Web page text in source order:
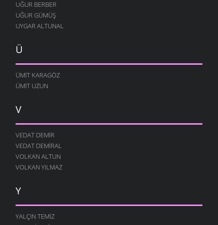
UĞUR BERBER
UĞUR GÜMÜŞ
UYGAR ALTUNAL
Ü
ÜMIT KARAGÖZ
ÜMIT UZUN
V
VEDAT DEMIR
VEDAT DEMIRAL
VOLKAN ALTUN
VOLKAN YILMAZ
Y
YALÇIN TEMIZ